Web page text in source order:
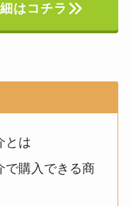
はコチラ
とは
で購入できる商